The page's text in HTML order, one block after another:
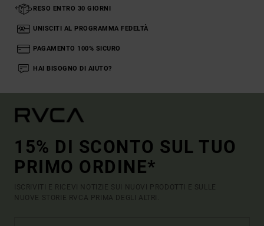
RESO ENTRO 30 GIORNI
UNISCITI AL PROGRAMMA FEDELTÀ
PAGAMENTO 100% SICURO
HAI BISOGNO DI AIUTO?
15% DI SCONTO SUL TUO
PRIMO ORDINE*
ISCRIVITI E RICEVI NOTIZIE SUI NUOVI PRODOTTI E SULLE
NUOVE STORIE RVCA PRIMA DEGLI ALTRI.